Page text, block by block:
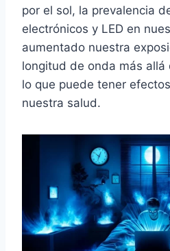
por el sol, la prevalencia
electrónicos y LED en
aumentado nuestra
longitud de onda más allá
lo que puede tener
nuestra salud.